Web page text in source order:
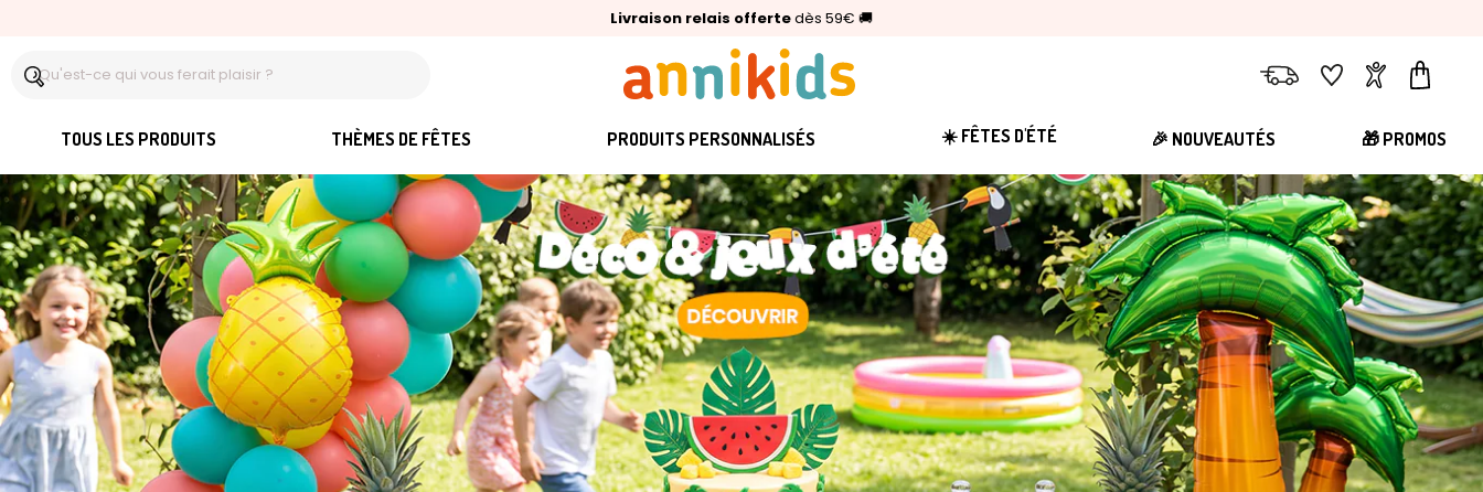
Livraison relais offertedès 59€ 🚚
🥇Palmarès Capital 2025 :Annikids N°1
⭐⭐⭐⭐⭐4,6/5(24 000 avis clients)
LivraisonFavorisComptePanier
TOUS LES PRODUITS THÈMES DE FÊTES PRODUITS PERSONNALISÉS ☀️ FÊTES D'ÉTÉ 🎉 NOUVEAUTÉS 🎁 PROMOS